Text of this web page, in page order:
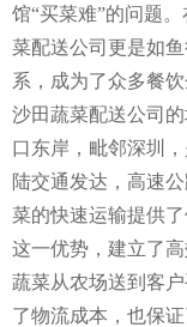
馆“买菜难”的问题
菜配送公司更是如
系，成为了众多餐
沙田蔬菜配送公司
口东岸，毗邻深圳
陆交通发达，高速
菜的快速运输提供
这一优势，建立了
蔬菜从农场送到客
了物流成本，也保